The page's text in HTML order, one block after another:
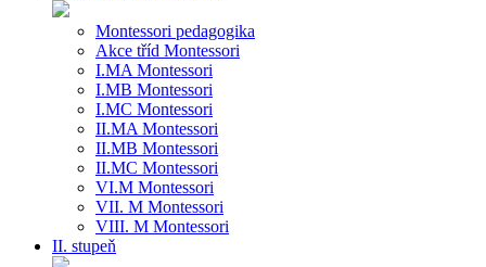
Montessori pedagogika
Akce tříd Montessori
I.MA Montessori
I.MB Montessori
I.MC Montessori
II.MA Montessori
II.MB Montessori
II.MC Montessori
VI.M Montessori
VII. M Montessori
VIII. M Montessori
II. stupeň